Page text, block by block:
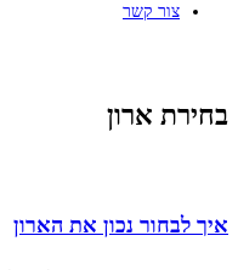
צור קשר
בחירת ארון
איך לבחור נכון את הארון